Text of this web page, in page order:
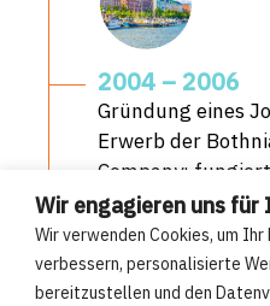
Wir engagieren uns für
Wir verwenden Cookies, um
verbessern, personalisierte
bereitzustellen und den
2004 – 2006
Gründung eines
Erwerb der
Company;
mit Sitz in der EU.